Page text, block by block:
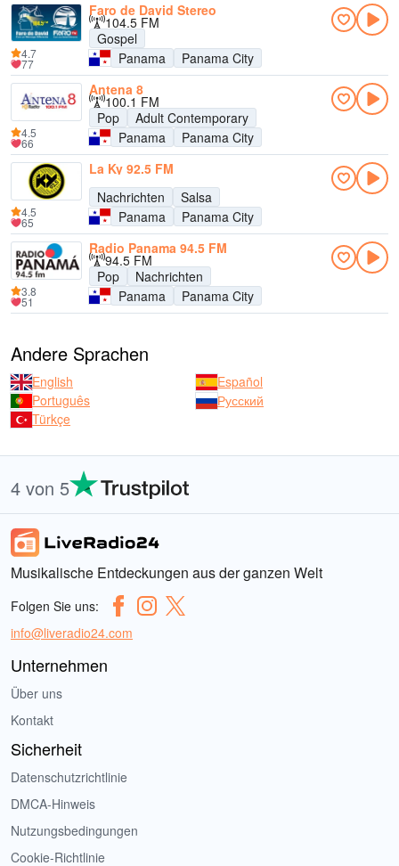
Faro de David Stereo
104.5 FM
Gospel
Panama
Panama City
4.7
77
Antena 8
100.1 FM
Pop
Adult Contemporary
Panama
Panama City
4.5
66
La Ky 92.5 FM
Nachrichten
Salsa
Panama
Panama City
4.5
65
Radio Panama 94.5 FM
94.5 FM
Pop
Nachrichten
Panama
Panama City
3.8
51
Andere Sprachen
English
Español
Português
Русский
Türkçe
4 von 5
Musikalische Entdeckungen aus der ganzen Welt
Folgen Sie uns:
info@liveradio24.com
Unternehmen
Über uns
Kontakt
Sicherheit
Datenschutzrichtlinie
DMCA-Hinweis
Nutzungsbedingungen
Cookie-Richtlinie